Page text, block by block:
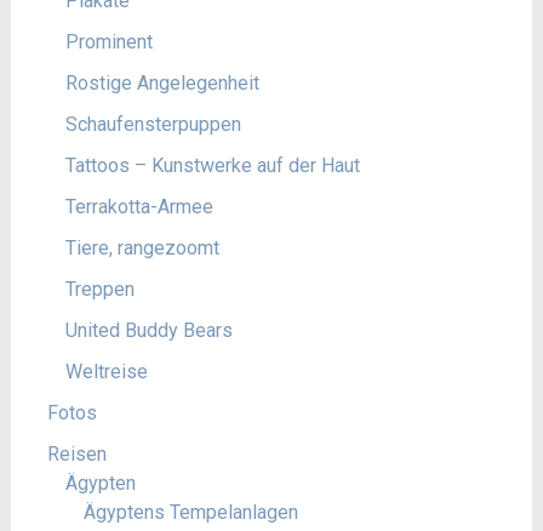
Prominent
Rostige Angelegenheit
Schaufensterpuppen
Tattoos – Kunstwerke auf der Haut
Terrakotta-Armee
Tiere, rangezoomt
Treppen
United Buddy Bears
Weltreise
Fotos
Reisen
Ägypten
Ägyptens Tempelanlagen